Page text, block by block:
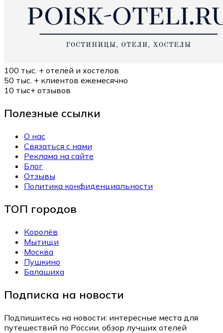
100 тыс. + отелей и хостелов
50 тыс. + клиентов ежемесячно
10 тыс+ отзывов
Полезные ссылки
О нас
Связаться с нами
Реклама на сайте
Блог
Отзывы
Политика конфиденциальности
ТОП городов
Королёв
Мытищи
Москва
Пушкино
Балашиха
Подписка на новости
Подпишитесь на новости: интересные места для
путешествий по России, обзор лучших отелей